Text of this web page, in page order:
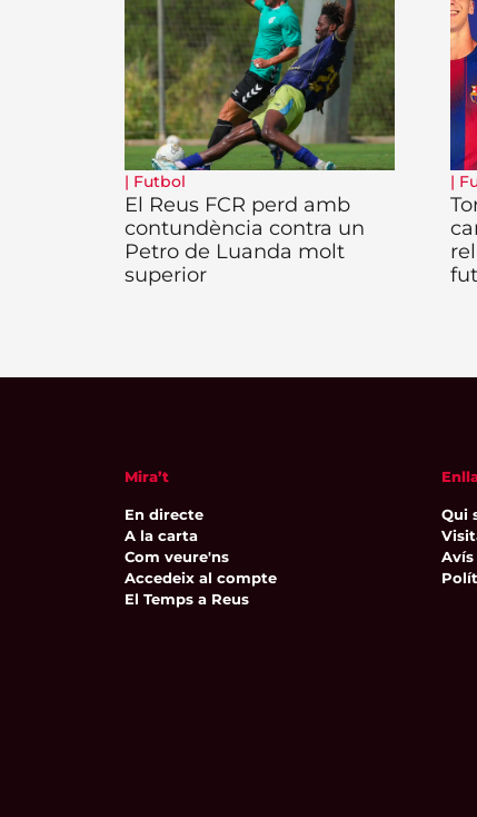
| Futbol
El Reus FCR perd amb
contundència contra un
Petro de Luanda molt
superior
|
Mira’t
En directe
A la carta
Com veure'ns
Accedeix al compte
El Temps a Reus
Qui